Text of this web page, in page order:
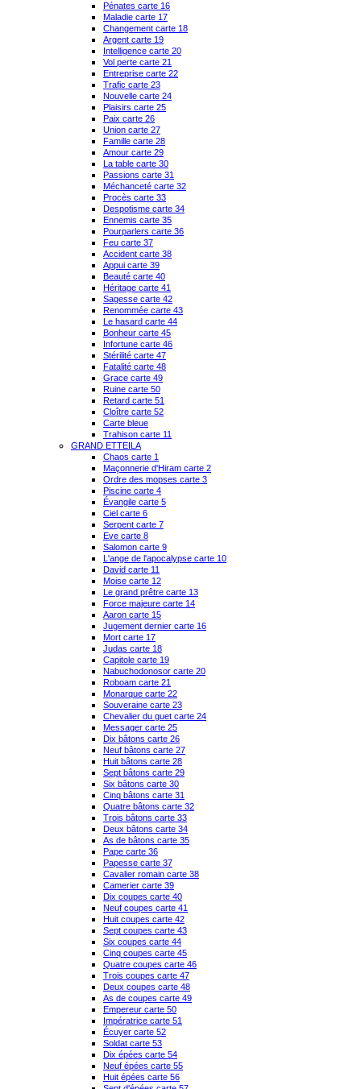
Pénates carte 16
Maladie carte 17
Changement carte 18
Argent carte 19
Intelligence carte 20
Vol perte carte 21
Entreprise carte 22
Trafic carte 23
Nouvelle carte 24
Plaisirs carte 25
Paix carte 26
Union carte 27
Famille carte 28
Amour carte 29
La table carte 30
Passions carte 31
Méchanceté carte 32
Procès carte 33
Despotisme carte 34
Ennemis carte 35
Pourparlers carte 36
Feu carte 37
Accident carte 38
Appui carte 39
Beauté carte 40
Héritage carte 41
Sagesse carte 42
Renommée carte 43
Le hasard carte 44
Bonheur carte 45
Infortune carte 46
Stérilité carte 47
Fatalité carte 48
Grace carte 49
Ruine carte 50
Retard carte 51
Cloître carte 52
Carte bleue
Trahison carte 11
GRAND ETTEILA
Chaos carte 1
Maçonnerie d'Hiram carte 2
Ordre des mopses carte 3
Piscine carte 4
Évangile carte 5
Ciel carte 6
Serpent carte 7
Eve carte 8
Salomon carte 9
L'ange de l'apocalypse carte 10
David carte 11
Moise carte 12
Le grand prêtre carte 13
Force majeure carte 14
Aaron carte 15
Jugement dernier carte 16
Mort carte 17
Judas carte 18
Capitole carte 19
Nabuchodonosor carte 20
Roboam carte 21
Monarque carte 22
Souveraine carte 23
Chevalier du guet carte 24
Messager carte 25
Dix bâtons carte 26
Neuf bâtons carte 27
Huit bâtons carte 28
Sept bâtons carte 29
Six bâtons carte 30
Cinq bâtons carte 31
Quatre bâtons carte 32
Trois bâtons carte 33
Deux bâtons carte 34
As de bâtons carte 35
Pape carte 36
Papesse carte 37
Cavalier romain carte 38
Camerier carte 39
Dix coupes carte 40
Neuf coupes carte 41
Huit coupes carte 42
Sept coupes carte 43
Six coupes carte 44
Cinq coupes carte 45
Quatre coupes carte 46
Trois coupes carte 47
Deux coupes carte 48
As de coupes carte 49
Empereur carte 50
Impératrice carte 51
Écuyer carte 52
Soldat carte 53
Dix épées carte 54
Neuf épées carte 55
Huit épées carte 56